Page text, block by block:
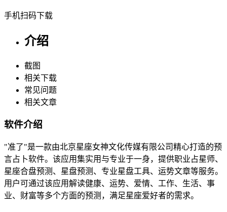
手机扫码下载
介绍
截图
相关下载
常见问题
相关文章
软件介绍
"准了"是一款由北京星座女神文化传媒有限公司精心打造的预
言占卜软件。该应用集实用与专业于一身，提供职业占星师、
星座合盘预测、星盘预测、专业星盘工具、运势文章等服务。
用户可通过该应用解读健康、运势、爱情、工作、生活、事
业、财富等多个方面的预测，满足星座爱好者的需求。